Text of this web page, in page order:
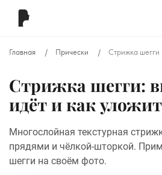
Главная Прически Стрижка шегги
Стрижка шегги:
идёт и как
Многослойная текстурная
прядями и чёлкой-шторкой.
шегги на своём фото.